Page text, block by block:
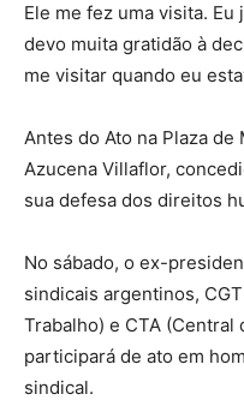
Ele me fez uma visita. Eu
devo muita gratidão à
me visitar quando eu
Antes do Ato na Plaza
Azucena Villaflor,
sua defesa dos direitos
No sábado, o ex-
sindicais argentinos,
Trabalho) e CTA
participará de ato em
sindical.